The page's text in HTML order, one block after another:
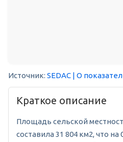
Источник: SEDAC | О
Краткое описание
Площадь сельской
составила 31 804 км2, что